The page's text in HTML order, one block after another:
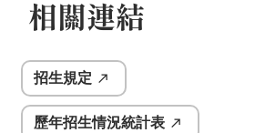
相關連結
招生規定
歷年招生情況統計表